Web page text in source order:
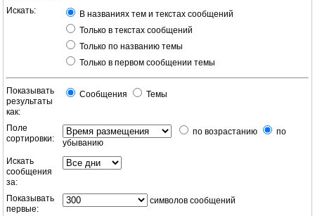
Искать:
В названиях тем и текстах сообщений
Только в текстах сообщений
Только по названию темы
Только в первом сообщении темы
Показывать
результаты
как:
Сообщения Темы
Поле
сортировки:
по возрастанию
по
убыванию
Искать
сообщения
за:
Показывать
первые:
символов сообщений